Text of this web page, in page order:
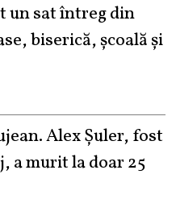
un sat întreg din
biserică, școală și
Alex Șuler, fost
a murit la doar 25